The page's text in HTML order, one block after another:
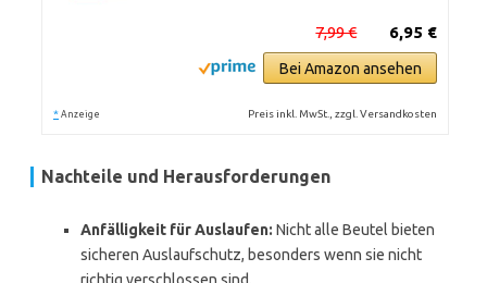
6,95 €
7,99 €
Bei Amazon ansehen
* Anzeige Preis inkl. MwSt., zzgl. Versandkosten
Nachteile und Herausforderungen
Anfälligkeit für Auslaufen: Nicht alle Beutel bieten
sicheren Auslaufschutz, besonders wenn sie nicht